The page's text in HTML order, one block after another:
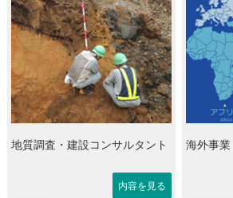
地質調査・建設コンサルタント
内容を見る
海外事業